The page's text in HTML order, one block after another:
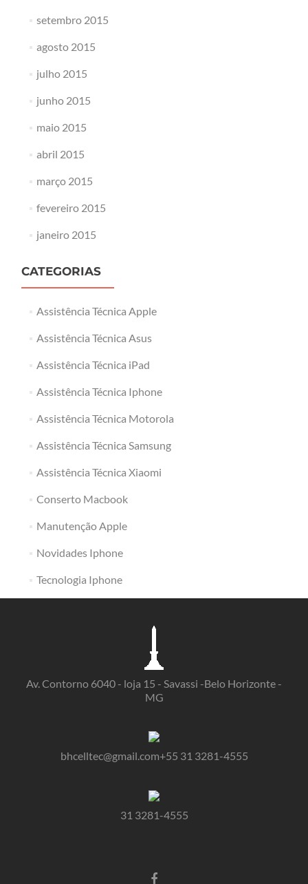
setembro 2015
agosto 2015
julho 2015
junho 2015
maio 2015
abril 2015
março 2015
fevereiro 2015
janeiro 2015
CATEGORIAS
Assistência Técnica Apple
Assistência Técnica Asus
Assistência Técnica iPad
Assistência Técnica Iphone
Assistência Técnica Motorola
Assistência Técnica Samsung
Assistência Técnica Xiaomi
Conserto Macbook
Manutenção Apple
Novidades Iphone
Tecnologia Iphone
Av. Contorno 6040 - loja 15 - Savassi -Belo Horizonte -
MG
bhcelltec@gmail.com+55 31 3281-4555
31 3281-4555